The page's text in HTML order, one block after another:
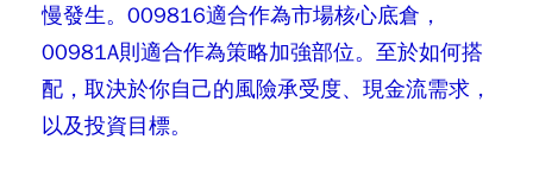
慢發生。009816適合作為市場核心底倉，
00981A則適合作為策略加強部位。至於如何搭
配，取決於你自己的風險承受度、現金流需求，
以及投資目標。